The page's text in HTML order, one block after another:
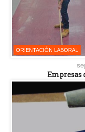
ORIENTACIÓN LABORAL
Empresas